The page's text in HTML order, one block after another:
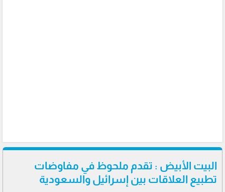
البيت الأبيض : تقدم ملحوظ في مفاوضات
تطبيع العلاقات بين إسرائيل والسعودية